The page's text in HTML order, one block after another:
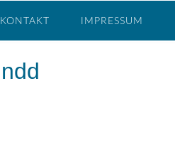
KONTAKT IMPRESSUM